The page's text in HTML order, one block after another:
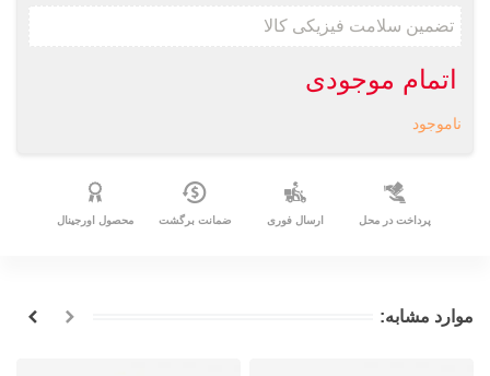
اتمام موجودی
ناموجود
پرداخت در محل ارسال فوری ضمانت برگشت محصول اورجینال
موارد مشابه: